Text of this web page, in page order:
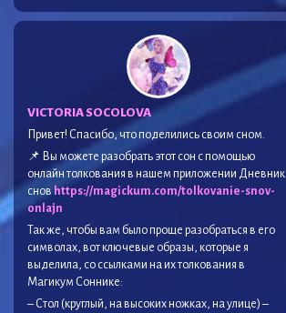
VICTORIA SOCOLOVA
Привет! Спасибо, что поделились своим сном.
📌 Вы можете разобрать этот сон с помощью
онлайн толкования в нашем приложении Дневник
снов https://magickum.com/tolkovanie-snov-
onlajn
Так же, чтобы вам было проще разобраться в его
символах, вот ключевые образы, которые я
выделила, со ссылками на их толкования в
Магикум Соннике:
– Стол (круглый, на высоких ножках, на улице) –